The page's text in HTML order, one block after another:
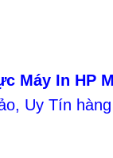
Máy In HP
Uy Tín